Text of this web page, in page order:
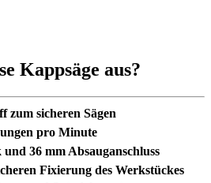
Kappsäge aus?
zum sicheren Sägen
pro Minute
36 mm Absauganschluss
Fixierung des Werkstückes